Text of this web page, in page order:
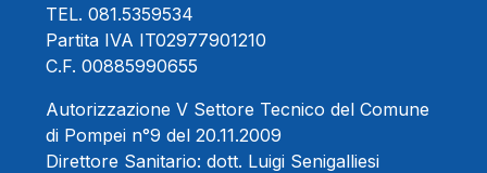
TEL. 081.5359534
Partita IVA IT02977901210
C.F. 00885990655
Autorizzazione V Settore Tecnico del Comune
di Pompei n°9 del 20.11.2009
Direttore Sanitario: dott. Luigi Senigalliesi